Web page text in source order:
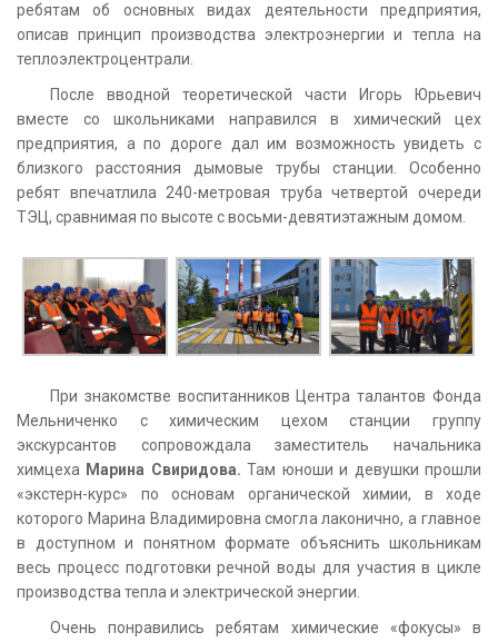
ребятам об основных видах деятельности предприятия,
описав принцип производства электроэнергии и тепла на
теплоэлектроцентрали.
После вводной теоретической части Игорь Юрьевич
вместе со школьниками направился в химический цех
предприятия, а по дороге дал им возможность увидеть с
близкого расстояния дымовые трубы станции. Особенно
ребят впечатлила 240-метровая труба четвертой очереди
ТЭЦ, сравнимая по высоте с восьми-девятиэтажным домом.
При знакомстве воспитанников Центра талантов Фонда
Мельниченко с химическим цехом станции группу
экскурсантов сопровождала заместитель начальника
химцеха Марина Свиридова. Там юноши и девушки прошли
«экстерн-курс» по основам органической химии, в ходе
которого Марина Владимировна смогла лаконично, а главное
в доступном и понятном формате объяснить школьникам
весь процесс подготовки речной воды для участия в цикле
производства тепла и электрической энергии.
Очень понравились ребятам химические «фокусы» в